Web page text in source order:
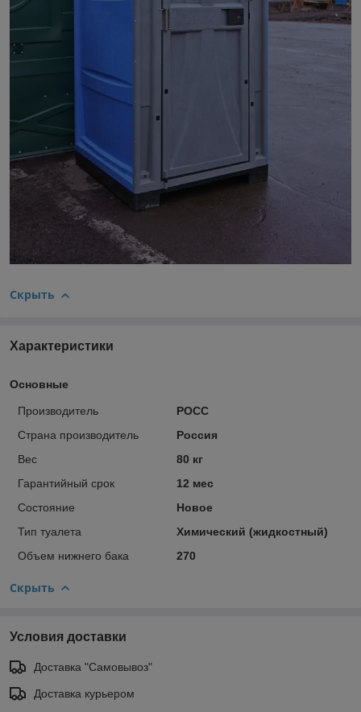
Скрыть
Характеристики
Основные
Производитель
РОСС
Страна производитель
Россия
Вес
80 кг
Гарантийный срок
12 мес
Состояние
Новое
Тип туалета
Химический (жидкостный)
Объем нижнего бака
270
Скрыть
Условия доставки
Доставка "Самовывоз"
Доставка курьером